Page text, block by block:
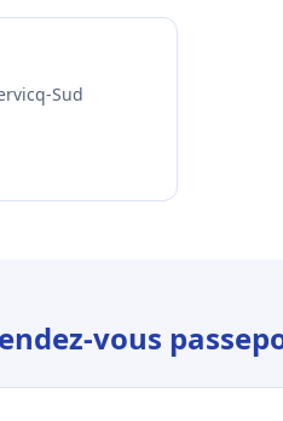
Sud
vous